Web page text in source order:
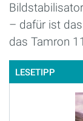
– dafür ist
das Tamron
LESETIPP